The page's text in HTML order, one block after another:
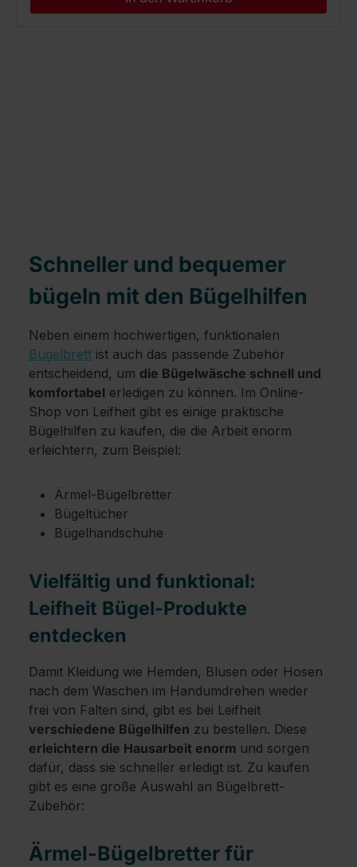
Schneller und bequemer
bügeln mit den Bügelhilfen
Neben einem hochwertigen, funktionalen
Bügelbrett ist auch das passende Zubehör
entscheidend, um die Bügelwäsche schnell und
komfortabel erledigen zu können. Im Online-
Shop von Leifheit gibt es einige praktische
Bügelhilfen zu kaufen, die die Arbeit enorm
erleichtern, zum Beispiel:
Ärmel-Bügelbretter
Bügeltücher
Bügelhandschuhe
Vielfältig und funktional:
Leifheit Bügel-Produkte
entdecken
Damit Kleidung wie Hemden, Blusen oder Hosen
nach dem Waschen im Handumdrehen wieder
frei von Falten sind, gibt es bei Leifheit
verschiedene Bügelhilfen zu bestellen. Diese
erleichtern die Hausarbeit enorm und sorgen
dafür, dass sie schneller erledigt ist. Zu kaufen
gibt es eine große Auswahl an Bügelbrett-
Zubehör:
Ärmel-Bügelbretter für